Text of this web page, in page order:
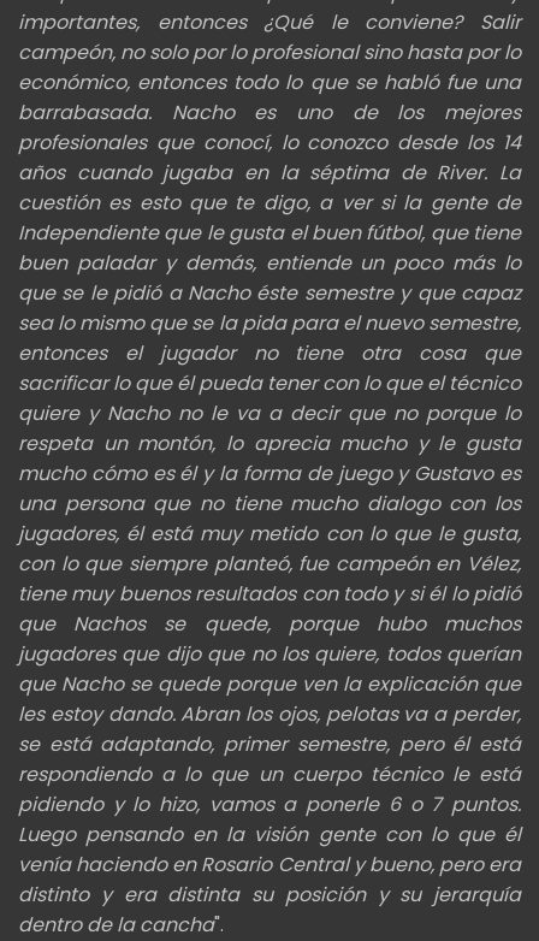
importantes, entonces ¿Qué le conviene? Salir
campeón, no solo por lo profesional sino hasta por lo
económico, entonces todo lo que se habló fue una
barrabasada. Nacho es uno de los mejores
profesionales que conocí, lo conozco desde los 14
años cuando jugaba en la séptima de River. La
cuestión es esto que te digo, a ver si la gente de
Independiente que le gusta el buen fútbol, que tiene
buen paladar y demás, entiende un poco más lo
que se le pidió a Nacho éste semestre y que capaz
sea lo mismo que se la pida para el nuevo semestre,
entonces el jugador no tiene otra cosa que
sacrificar lo que él pueda tener con lo que el técnico
quiere y Nacho no le va a decir que no porque lo
respeta un montón, lo aprecia mucho y le gusta
mucho cómo es él y la forma de juego y Gustavo es
una persona que no tiene mucho dialogo con los
jugadores, él está muy metido con lo que le gusta,
con lo que siempre planteó, fue campeón en Vélez,
tiene muy buenos resultados con todo y si él lo pidió
que Nachos se quede, porque hubo muchos
jugadores que dijo que no los quiere, todos querían
que Nacho se quede porque ven la explicación que
les estoy dando. Abran los ojos, pelotas va a perder,
se está adaptando, primer semestre, pero él está
respondiendo a lo que un cuerpo técnico le está
pidiendo y lo hizo, vamos a ponerle 6 o 7 puntos.
Luego pensando en la visión gente con lo que él
venía haciendo en Rosario Central y bueno, pero era
distinto y era distinta su posición y su jerarquía
dentro de la cancha".